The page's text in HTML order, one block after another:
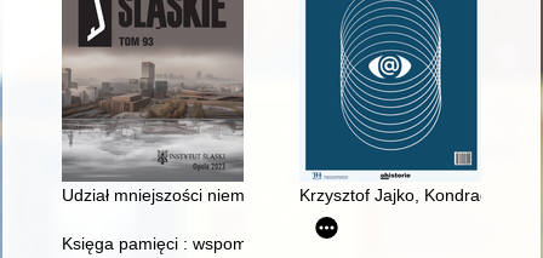
Udział mniejszości niemieckiej w wyborach w III RP, ze
Krzysztof Jajko, Kondrad
Księga pamięci : wspomnienia i wywiady mieszkańców